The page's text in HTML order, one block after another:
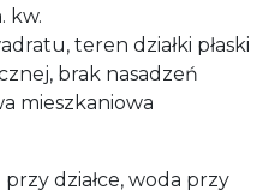
kw.
teren działki płaski
brak nasadzeń
mieszkaniowa
działce, woda przy